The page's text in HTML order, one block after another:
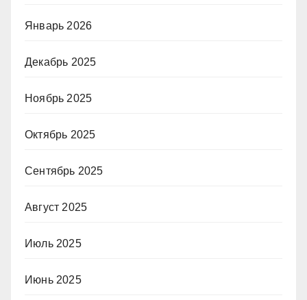
Январь 2026
Декабрь 2025
Ноябрь 2025
Октябрь 2025
Сентябрь 2025
Август 2025
Июль 2025
Июнь 2025